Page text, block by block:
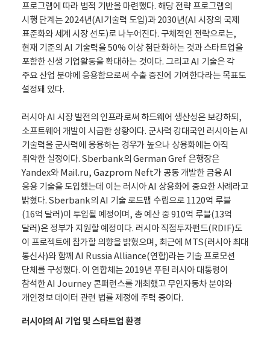
프로그램에 따라 법적 기반을 마련했다. 해당 전략 프로그램의
시행 단계는 2024년(AI기술력 도입)과 2030년(AI 시장의 국제
표준화와 세계 시장 선도)로 나누어진다. 구체적인 전략으로는,
현재 기준의 AI 기술력을 50% 이상 첨단화하는 것과 스타트업을
포함한 신생 기업활동을 확대하는 것이다. 그리고 AI 기술은 각
주요 산업 분야에 응용함으로써 수출 증진에 기여한다라는 목표도
설정돼 있다.
러시아 AI 시장 발전의 인프라로써 하드웨어 생산성은 보강하되,
소프트웨어 개발이 시급한 상황이다. 군사력 강대국인 러시아는 AI
기술력을 군사력에 응용하는 경우가 높으나 상용화에는 아직
취약한 실정이다. Sberbank의 German Gref 은행장은
Yandex와 Mail.ru, Gazprom Neft가 공동 개발한 금융 AI
응용 기술을 도입했는데 이는 러시아 AI 상용화에 중요한 사례라고
밝혔다. Sberbank의 AI 기술 로드맵 수립으로 1120억 루블
(16억 달러)이 투입될 예정이며, 총 예산 중 910억 루블(13억
달러)은 정부가 지원할 예정이다. 러시아 직접투자펀드(RDIF)도
이 프로젝트에 참가할 의향을 밝혔으며, 최근에 MTS(러시아 최대
통신사)와 함께 AI Russia Alliance(연합)라는 기술 프로모션
단체를 구성했다. 이 연합체는 2019년 푸틴 러시아 대통령이
참석한 AI Journey 콘퍼런스를 개최했고 무인자동차 분야와
개인정보 데이터 관련 법률 제정에 주력 중이다.
러시아의 AI 기업 및 스타트업 환경